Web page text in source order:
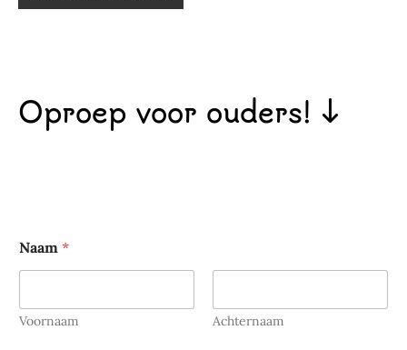
Oproep voor ouders! ↓
Naam *
Voornaam Achternaam